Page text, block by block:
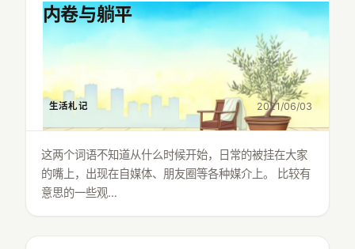
内卷与躺平
生活札记 2021/06/03
这两个词语不知道从什么时候开始，日常的被挂在大家
的嘴上，出现在自媒体、朋友圈等各种媒介上。 比较有
意思的一些观…